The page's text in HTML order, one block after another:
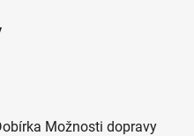
Možnosti dopravy